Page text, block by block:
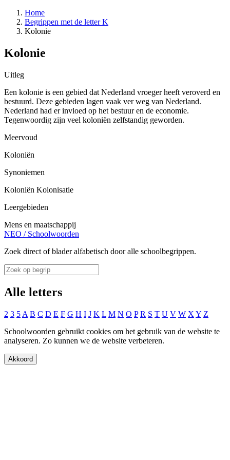
Home
Begrippen met de letter K
Kolonie
Kolonie
Uitleg
Een kolonie is een gebied dat Nederland vroeger heeft veroverd en
bestuurd. Deze gebieden lagen vaak ver weg van Nederland.
Nederland had er invloed op het bestuur en de economie.
Tegenwoordig zijn veel koloniën zelfstandig geworden.
Meervoud
Koloniën
Synoniemen
Koloniën Kolonisatie
Leergebieden
Mens en maatschappij
NEO / Schoolwoorden
Zoek direct of blader alfabetisch door alle schoolbegrippen.
Alle letters
2 3 5 A B C D E F G H I J K L M N O P R S T U V W X Y Z
Schoolwoorden gebruikt cookies om het gebruik van de website te
analyseren. Zo kunnen we de website verbeteren.
Akkoord